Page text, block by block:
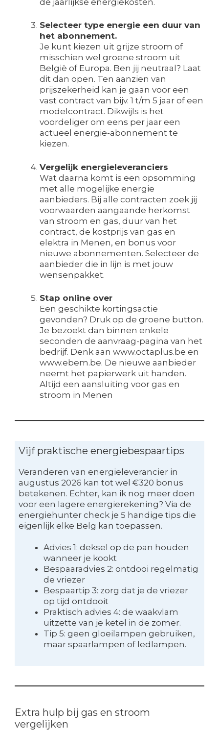
Selecteer type energie een duur van
het abonnement.
Je kunt kiezen uit grijze stroom of
misschien wel groene stroom uit
België of Europa. Ben jij neutraal? Laat
dit dan open. Ten aanzien van
prijszekerheid kan je gaan voor een
vast contract van bijv. 1 t/m 5 jaar of een
modelcontract. Dikwijls is het
voordeliger om eens per jaar een
actueel energie-abonnement te
kiezen.
Vergelijk energieleveranciers
Wat daarna komt is een opsomming
met alle mogelijke energie
aanbieders. Bij alle contracten zoek jij
voorwaarden aangaande herkomst
van stroom en gas, duur van het
contract, de kostprijs van gas en
elektra in Menen, en bonus voor
nieuwe abonnementen. Selecteer de
aanbieder die in lijn is met jouw
wensenpakket.
Stap online over
Een geschikte kortingsactie
gevonden? Druk op de groene button.
Je bezoekt dan binnen enkele
seconden de aanvraag-pagina van het
bedrijf. Denk aan www.octaplus.be en
www.ebem.be. De nieuwe aanbieder
neemt het papierwerk uit handen.
Altijd een aansluiting voor gas en
stroom in Menen
Vijf praktische energiebespaartips
Veranderen van energieleverancier in
augustus 2026 kan tot wel €320 bonus
betekenen. Echter, kan ik nog meer doen
voor een lagere energierekening? Via de
energiehunter check je 5 handige tips die
eigenlijk elke Belg kan toepassen.
Advies 1: deksel op de pan houden
wanneer je kookt
Bespaaradvies 2: ontdooi regelmatig
de vriezer
Bespaartip 3: zorg dat je de vriezer
op tijd ontdooit
Praktisch advies 4: de waakvlam
uitzette van je ketel in de zomer.
Tip 5: geen gloeilampen gebruiken,
maar spaarlampen of ledlampen.
Extra hulp bij gas en stroom
vergelijken